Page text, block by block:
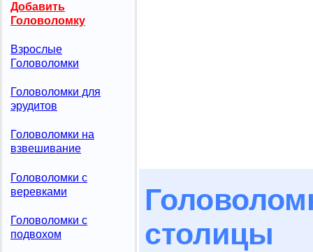
Добавить
Головоломку
Взрослые
Головоломки
Головоломки для
эрудитов
Головоломки на
взвешивание
Головоломки с
веревками
Головоломки с
подвохом
столицы